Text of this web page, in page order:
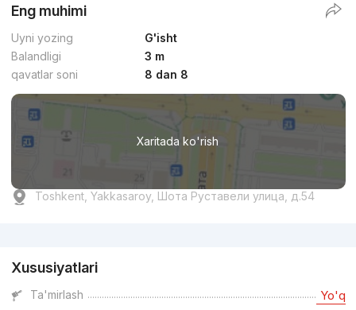
Eng muhimi
Uyni yozing
G'isht
Balandligi
3 m
qavatlar soni
8 dan 8
Xaritada ko'rish
Toshkent, Yakkasaroy, Шота Руставели улица, д.54
Xususiyatlari
Ta'mirlash Yo'q